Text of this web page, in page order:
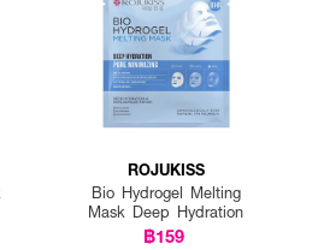
ROJUKISS
Bio Hydrogel Melting
Mask Deep Hydration
฿159